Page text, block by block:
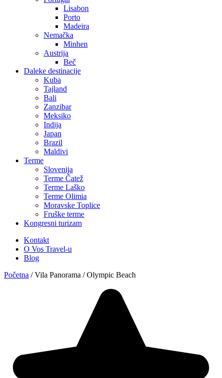
Lisabon
Porto
Madeira
Nemačka
Minhen
Austrija
Beč
Daleke destinacije
Kuba
Tajland
Bali
Zanzibar
Meksiko
Indija
Japan
Brazil
Maldivi
Terme
Slovenija
Terme Čatež
Terme Laško
Terme Olimia
Moravske Toplice
Fruške terme
Kongresni turizam
Kontakt
O Vos Travel-u
Blog
Početna /Vila Panorama / Olympic Beach